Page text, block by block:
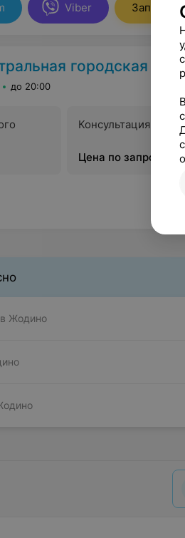
Viber
городская
до 20:00
Консультация
Цена по запросу
в Жодино